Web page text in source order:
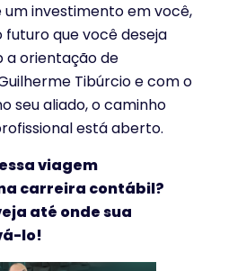
um investimento em você,
futuro que você deseja
a orientação de
Tibúrcio e com o
seu aliado, o caminho
está aberto.
viagem
carreira contábil?
até onde sua
lo!